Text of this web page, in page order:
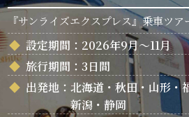
『サンライズエクスプレス』乗車ツア
◆ 設定期間： 2026年9月～11月
◆ 旅行期間：3日間
◆ 出発地：北海道・秋田・山形・
新潟・静岡